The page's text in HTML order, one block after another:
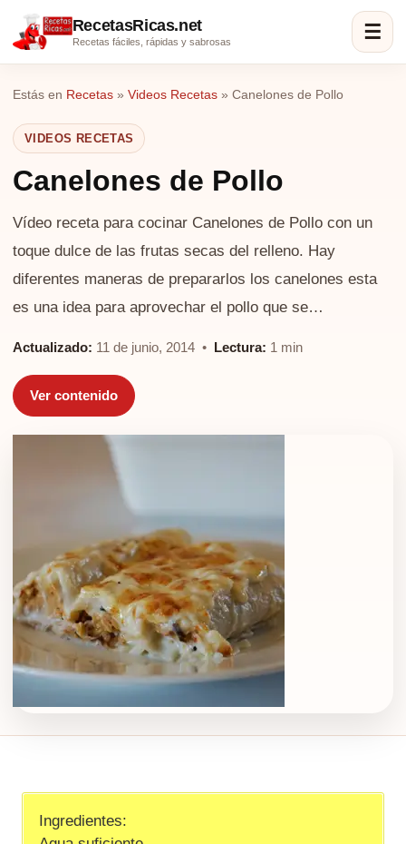
RecetasRicas.net
Recetas fáciles, rápidas y sabrosas ☰
Estás en Recetas » Videos Recetas » Canelones de Pollo
VIDEOS RECETAS
Canelones de Pollo
Vídeo receta para cocinar Canelones de Pollo con un
toque dulce de las frutas secas del relleno. Hay
diferentes maneras de prepararlos los canelones esta
es una idea para aprovechar el pollo que se…
Actualizado: 11 de junio, 2014 • Lectura: 1 min
Ver contenido
Ingredientes: